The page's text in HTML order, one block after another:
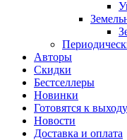
Авторы
Скидки
Бестселлеры
Новинки
Готовятся к выходу
Новости
Доставка и оплата